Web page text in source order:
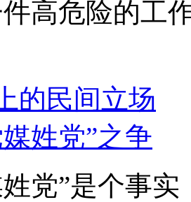
高危险的工
的民间立场
姓党”之争
党”是个事